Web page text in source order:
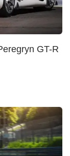
GT-R